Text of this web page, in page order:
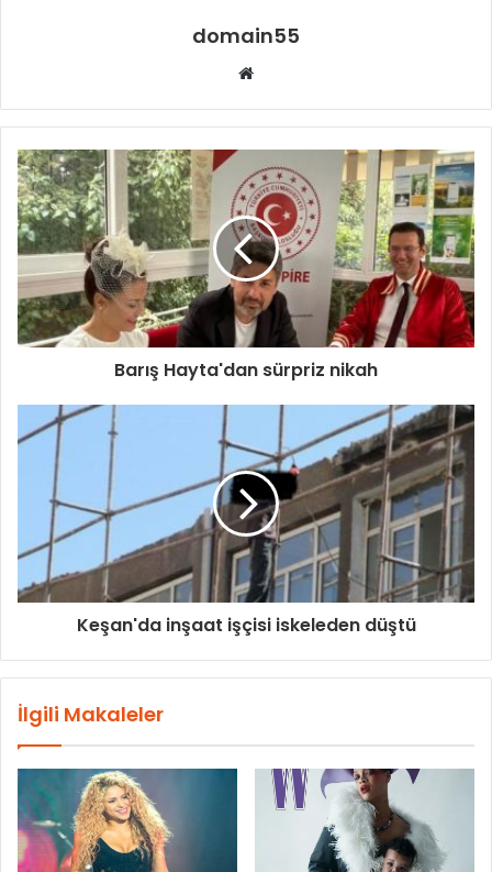
domain55
Web
Barış Hayta'dan sürpriz nikah
Keşan'da inşaat işçisi iskeleden düştü
İlgili Makaleler